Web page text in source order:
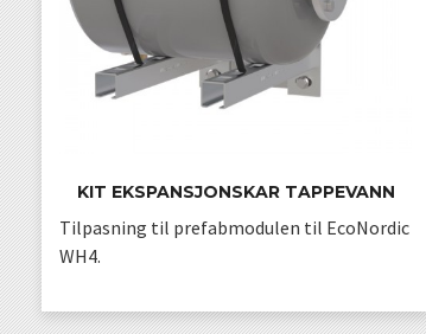
KIT EKSPANSJONSKAR TAPPEVANN
Tilpasning til prefabmodulen til EcoNordic
WH4.